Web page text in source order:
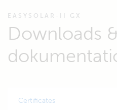
EASYSOLAR-II GX
Downloads
Certificates